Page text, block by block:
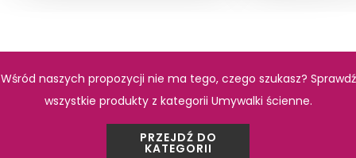
Roca Hall A24T396000
Prostokątna wanna akrylowa z
Roca Hall
Wśród naszych propozycji nie ma tego, czego szukasz? Sprawdź
wszystkie produkty z kategorii Umywalki ścienne.
PRZEJDŹ DO
KATEGORII